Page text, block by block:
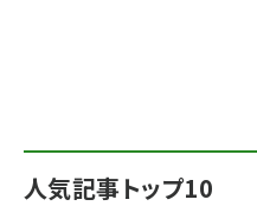
人気記事トップ10